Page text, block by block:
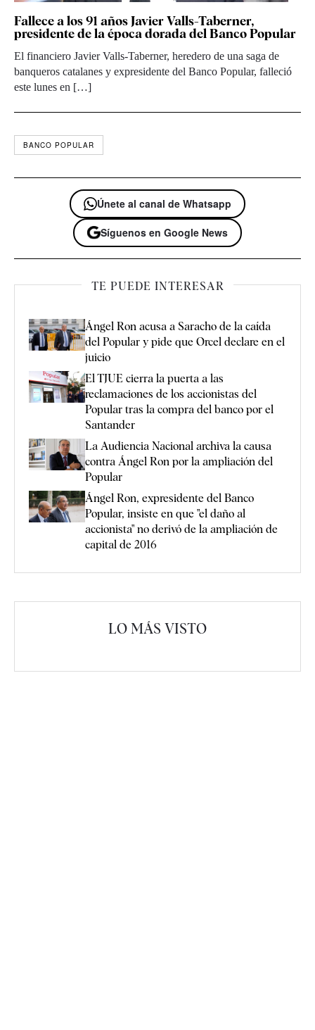
Fallece a los 91 años Javier Valls-Taberner,
presidente de la época dorada del Banco Popular
El financiero Javier Valls-Taberner, heredero de una saga de
banqueros catalanes y expresidente del Banco Popular, falleció
este lunes en […]
BANCO POPULAR
Únete al canal de Whatsapp
Síguenos en Google News
TE PUEDE INTERESAR
Ángel Ron acusa a Saracho de la caída
del Popular y pide que Orcel declare en el
juicio
El TJUE cierra la puerta a las
reclamaciones de los accionistas del
Popular tras la compra del banco por el
Santander
La Audiencia Nacional archiva la causa
contra Ángel Ron por la ampliación del
Popular
Ángel Ron, expresidente del Banco
Popular, insiste en que "el daño al
accionista" no derivó de la ampliación de
capital de 2016
LO MÁS VISTO